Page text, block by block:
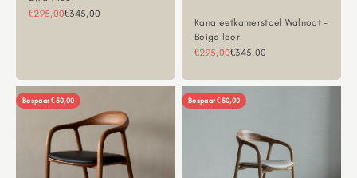
Aanbiedingsprijs
€295,00Normale prijs
€345,00
Kana eetkamerstoel Walnoot -
Beige leer
Aanbiedingsprijs
€295,00Normale prijs
€345,00
Bespaar €50,00 Bespaar €50,00